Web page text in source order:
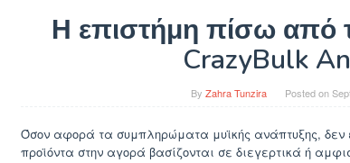
Η επιστήμη πίσω από
CrazyBulk
By Zahra Tunzira Posted on
Όσον αφορά τα συμπληρώματα μυϊκής ανάπτυξης, δεν
προϊόντα στην αγορά βασίζονται σε διεγερτικά ή